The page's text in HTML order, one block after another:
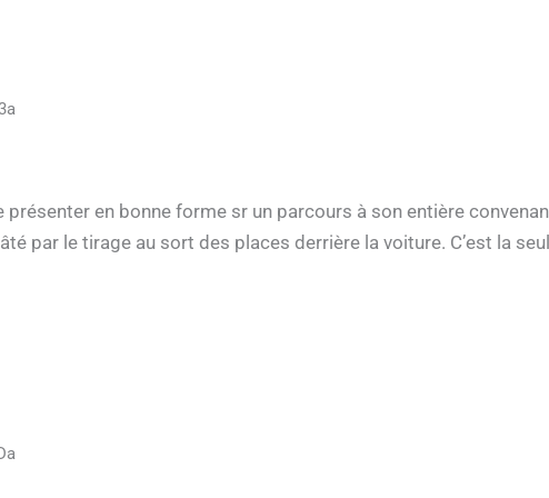
en bonne forme sr un parcours à son entière
par le tirage au sort des places derrière la voiture. C’est la